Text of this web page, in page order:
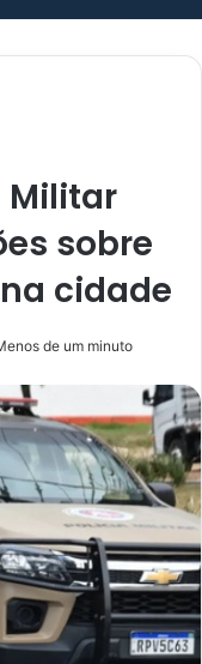
Militar
sobre
cidade
de um minuto